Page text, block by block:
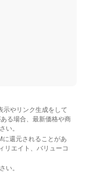
示やリンク生成をして
る場合、最新価格や商
い。
還元されることがあ
リエイト、バリューコ
い。